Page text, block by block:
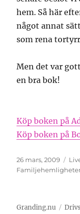
hem. Så här
något annat
som rena
Men det var
en bra bok!
Köp boken på
Köp boken på
Publicerat
den
26 mars, 2009
Granding.nu